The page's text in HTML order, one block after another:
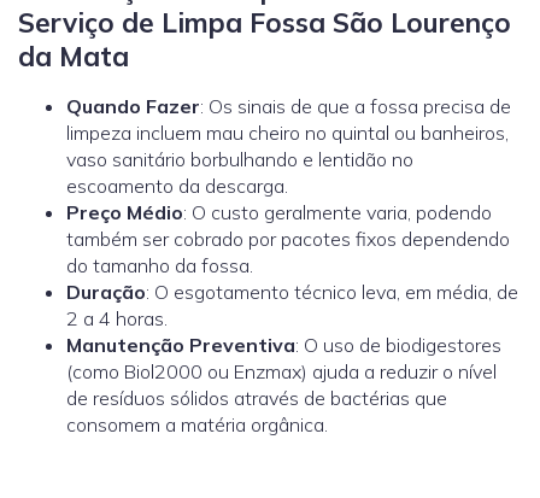
Serviço de Limpa Fossa São Lourenço
da Mata
Quando Fazer: Os sinais de que a fossa precisa de
limpeza incluem mau cheiro no quintal ou banheiros,
vaso sanitário borbulhando e lentidão no
escoamento da descarga.
Preço Médio: O custo geralmente varia, podendo
também ser cobrado por pacotes fixos dependendo
do tamanho da fossa.
Duração: O esgotamento técnico leva, em média, de
2 a 4 horas.
Manutenção Preventiva: O uso de biodigestores
(como Biol2000 ou Enzmax) ajuda a reduzir o nível
de resíduos sólidos através de bactérias que
consomem a matéria orgânica.